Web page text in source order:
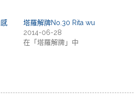
塔羅解牌No.30 Rita wu
2014-06-28
在「塔羅解牌」中